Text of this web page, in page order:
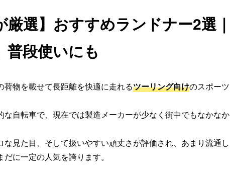
厳選】おすすめランドナー2選｜
普段使いにも
荷物を載せて長距離を快適に走れるツーリング向けのスポーツ
な自転車で、現在では製造メーカーが少なく街中でもなかなか
な見た目、そして扱いやすい頑丈さが評価され、あまり流通し
に一定の人気を誇ります。